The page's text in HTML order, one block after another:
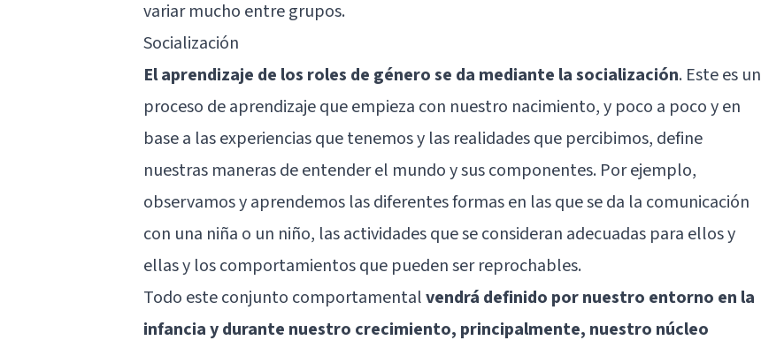
variar mucho entre grupos.
Socialización
El aprendizaje de los roles de género se da mediante la socialización. Este es un
proceso de aprendizaje que empieza con nuestro nacimiento, y poco a poco y en
base a las experiencias que tenemos y las realidades que percibimos, define
nuestras maneras de entender el mundo y sus componentes. Por ejemplo,
observamos y aprendemos las diferentes formas en las que se da la comunicación
con una niña o un niño, las actividades que se consideran adecuadas para ellos y
ellas y los comportamientos que pueden ser reprochables.
Todo este conjunto comportamentalvendrá definido por nuestro entorno en la
infancia y durante nuestro crecimiento, principalmente, nuestro núcleo